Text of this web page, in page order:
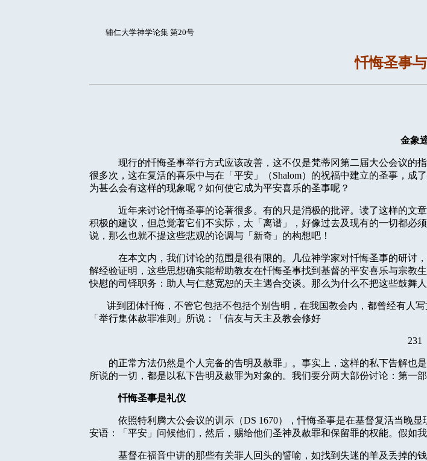
辅仁大学神学论集 第20号
忏悔圣事
金象
现行的忏悔圣事举行方式应该改善，这不仅是梵蒂冈第二届大公会议的指
很多次，这在复活的喜乐中与在「平安」（Shalom）的祝福中建立的圣事，成
为甚么会有这样的现象呢？如何使它成为平安喜乐的圣事呢？
近年来讨论忏悔圣事的论著很多。有的只是消极的批评。读了这样的文
积极的建议，但总觉著它们不实际，太「离谱」，好像过去及现有的一切都必
说，那么也就不提这些悲观的论调与「新奇」的构想吧！
在本文内，我们讨论的范围是很有限的。几位神学家对忏悔圣事的研讨
解经验证明，这些思想确实能帮助教友在忏悔圣事找到基督的平安喜乐与宗教
快慰的司铎职务：助人与仁慈宽恕的天主遇合交谈。那么为什么不把这些鼓舞
讲到团体忏悔，不管它包括不包括个别告明，在我国教会内，都曾经有人
「举行集体赦罪准则」所说：「信友与天主及教会修好
231
的正常方法仍然是个人完备的告明及赦罪」。事实上，这样的私下告解也
所说的一切，都是以私下告明及赦罪为对象的。我们要分两大部份讨论：第一
忏悔圣事是礼仪
依照特利腾大公会议的训示（DS 1670），忏悔圣事是在基督复活当晚
安语：「平安」问候他们，然后，赐给他们圣神及赦罪和保留罪的权能。假如
基督在福音中讲的那些有关罪人回头的譬喻，如找到失迷的羊及丢掉的